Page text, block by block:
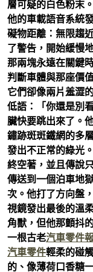
層可疑的白色粉末
他的車載語音系統
礙物距離：無限趨
了警告，開始緩慢
那兩塊永遠在關鍵
判斷車體與那座價
它們卻像兩片羞澀
低語：「你還是別
臟快要跳出來了。
鏽跡斑斑鐵網的多
發出不正常的綠光
終空著，並且傳說
傳送到一個泊車地
次。他打了方向盤
視鏡發出最後的溫
角獸，但他那顫抖
一根古老汽車零件
汽車零件輕柔的碰
的、像薄荷口香糖